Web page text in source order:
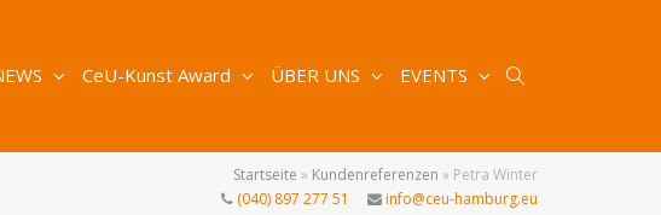
CeU-Kunst Award ÜBER UNS EVENTS
Startseite » Kundenreferenzen » Petra Winter
(040) 897 277 51
info@ceu-hamburg.eu